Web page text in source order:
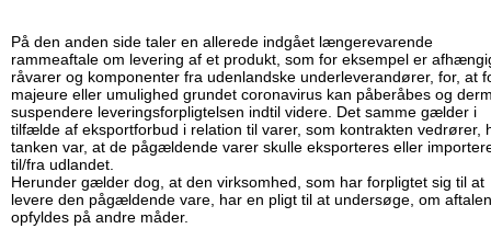
På den anden side taler en allerede indgået længerevarende
rammeaftale om levering af et produkt, som for eksempel er
råvarer og komponenter fra udenlandske underleverandører, for, at
majeure eller umulighed grundet coronavirus kan påberåbes og
suspendere leveringsforpligtelsen indtil videre. Det samme gælder i
tilfælde af eksportforbud i relation til varer, som kontrakten vedrører,
tanken var, at de pågældende varer skulle eksporteres eller
til/fra udlandet.
Herunder gælder dog, at den virksomhed, som har forpligtet sig til at
levere den pågældende vare, har en pligt til at undersøge, om
opfyldes på andre måder.